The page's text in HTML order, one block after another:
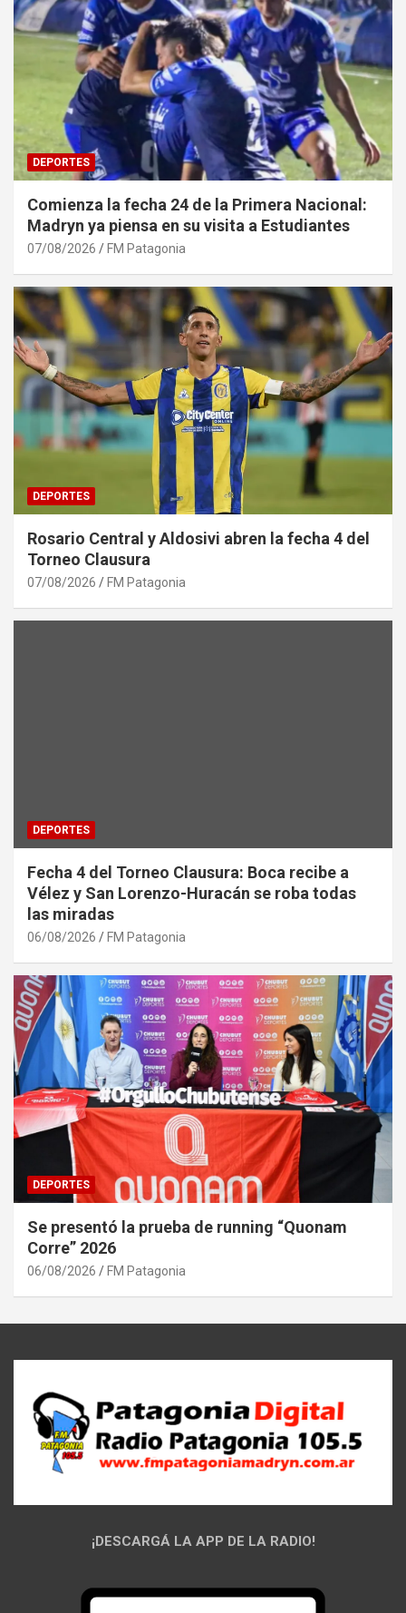
DEPORTES
Comienza la fecha 24 de la Primera Nacional:
Madryn ya piensa en su visita a Estudiantes
07/08/2026 FM Patagonia
DEPORTES
Rosario Central y Aldosivi abren la fecha 4 del
Torneo Clausura
07/08/2026 FM Patagonia
DEPORTES
Fecha 4 del Torneo Clausura: Boca recibe a
Vélez y San Lorenzo-Huracán se roba todas
las miradas
06/08/2026 FM Patagonia
DEPORTES
Se presentó la prueba de running “Quonam
Corre” 2026
06/08/2026 FM Patagonia
¡DESCARGÁ LA APP DE LA RADIO!